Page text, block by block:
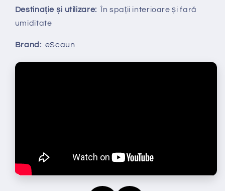
Destinație și utilizare: În spații interioare și fară
umiditate
Brand: eScaun